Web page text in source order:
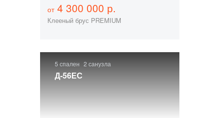
от4 300 000 р.
Клееный брус PREMIUM
5 спален 2 санузла
Д-56ЕС